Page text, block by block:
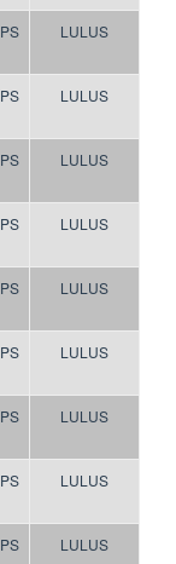
LULUS
LULUS
LULUS
LULUS
LULUS
LULUS
LULUS
LULUS
LULUS